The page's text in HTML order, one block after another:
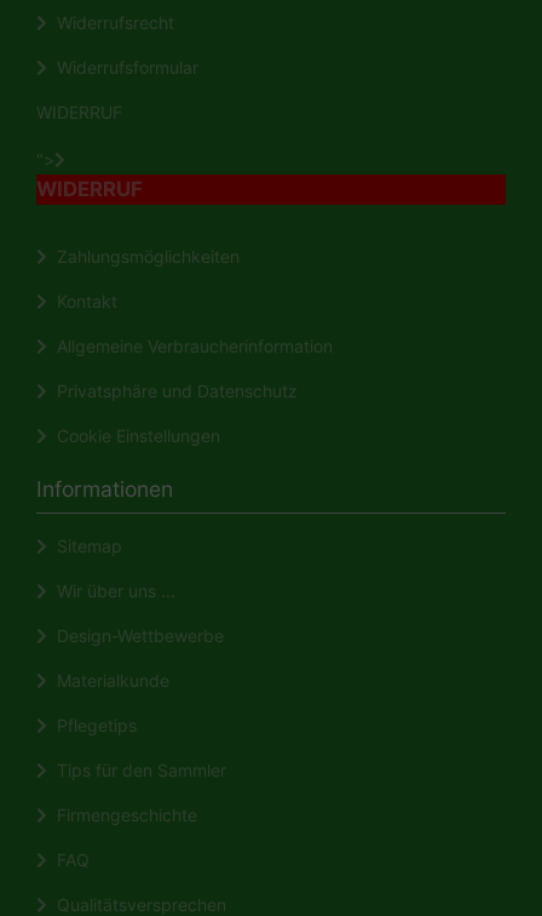
Widerrufsrecht
Widerrufsformular
WIDERRUF
">
WIDERRUF
Zahlungsmöglichkeiten
Kontakt
Allgemeine Verbraucherinformation
Privatsphäre und Datenschutz
Cookie Einstellungen
Informationen
Sitemap
Wir über uns ...
Design-Wettbewerbe
Materialkunde
Pflegetips
Tips für den Sammler
Firmengeschichte
FAQ
Qualitätsversprechen